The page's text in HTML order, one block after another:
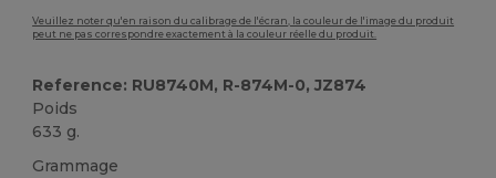
Veuillez noter qu'en raison du calibrage de l'écran, la couleur de l'image du produit
peut ne pas correspondre exactement à la couleur réelle du produit.
Reference: RU8740M, R-874M-0, JZ874
Poids
633 g.
Grammage